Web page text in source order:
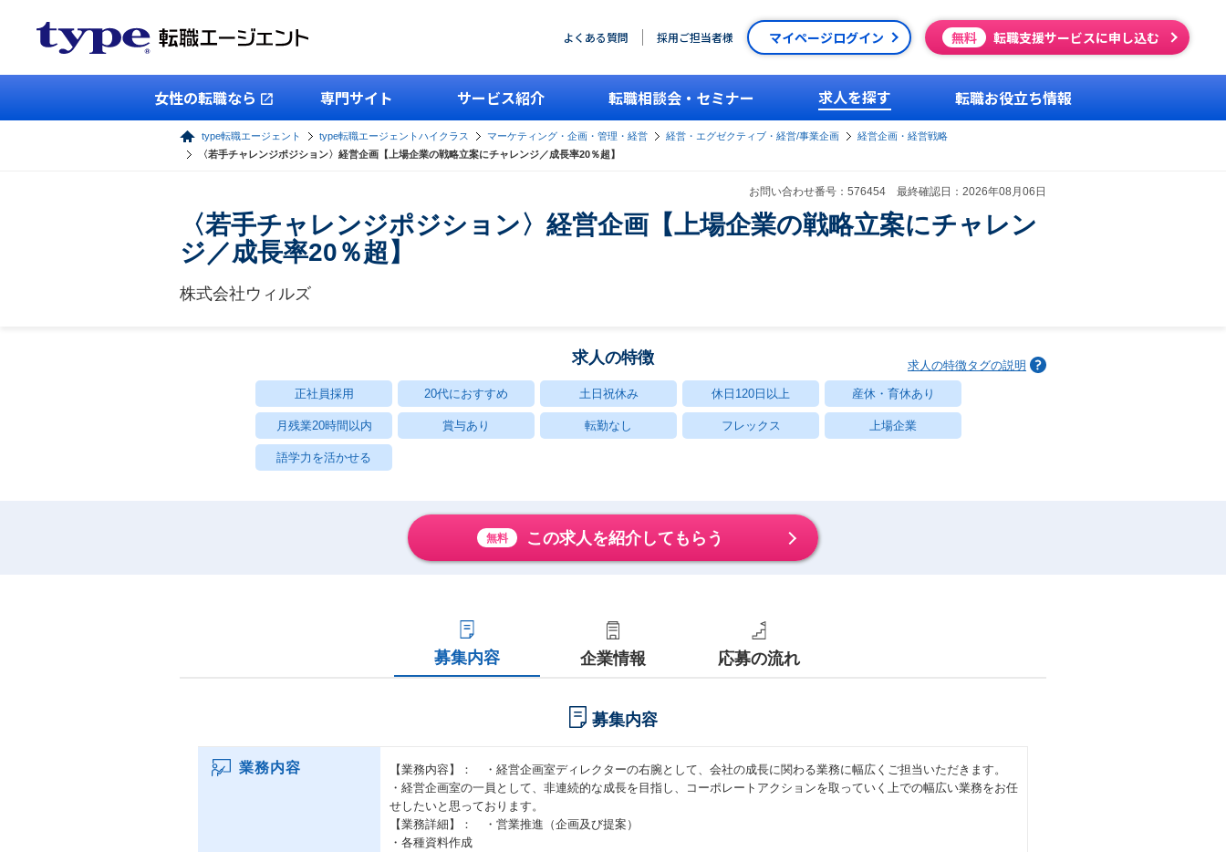
よくある質問 採用ご担当者様 マイページログイン 無料 転職支援サービスに申し込む
女性の転職なら 専門サイト サービス紹介 転職相談会・セミナー 求人を探す 転職お役立ち情報
type転職エージェント type転職エージェントハイクラス マーケティング・企画・管理・経営 経営・エグゼクティブ・経営/事業企画
経営企画・経営戦略
〈若手チャレンジポジション〉経営企画【上場企業の戦略立案にチャレンジ／成長率20％超】
お問い合わせ番号：576454 最終確認日：2026年08月06日
〈若手チャレンジポジション〉経営企画【上場企業の戦略立案にチャレン
ジ／成長率20％超】
株式会社ウィルズ
求人の特徴 求人の特徴タグの説明
正社員採用 20代におすすめ 土日祝休み 休日120日以上 産休・育休あり
月残業20時間以内 賞与あり 転勤なし フレックス 上場企業
語学力を活かせる
無料 この求人を紹介してもらう
募集内容 企業情報 応募の流れ
募集内容
業務内容
【業務内容】： ・経営企画室ディレクターの右腕として、会社の成長に関わる業務に幅広くご担当いただきます。
・経営企画室の一員として、非連続的な成長を目指し、コーポレートアクションを取っていく上での幅広い業務をお任
せしたいと思っております。
【業務詳細】： ・営業推進（企画及び提案）
・各種資料作成